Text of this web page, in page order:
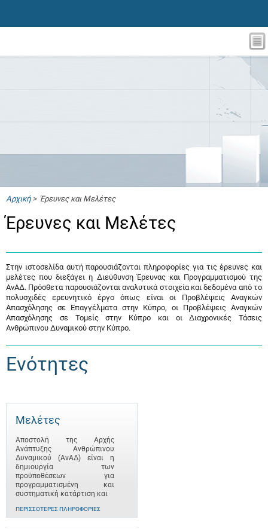
Αρχική> Έρευνες και Μελέτες
Έρευνες και Μελέτες
Στην ιστοσελίδα αυτή παρουσιάζονται πληροφορίες για τις έρευνες και
μελέτες που διεξάγει η Διεύθυνση Έρευνας και Προγραμματισμού της
ΑνΑΔ. Πρόσθετα παρουσιάζονται αναλυτικά στοιχεία και δεδομένα από το
πολυσχιδές ερευνητικό έργο όπως είναι οι Προβλέψεις Αναγκών
Απασχόλησης σε Επαγγέλματα στην Κύπρο, οι Προβλέψεις Αναγκών
Απασχόλησης σε Τομείς στην Κύπρο και οι Διαχρονικές Τάσεις
Ανθρώπινου Δυναμικού στην Κύπρο.
Ενότητες
Μελέτες
Αποστολή της Αρχής
Ανάπτυξης Ανθρώπινου
Δυναμικού (ΑνΑΔ) είναι η
δημιουργία των
προϋποθέσεων για
προγραμματισμένη και
συστηματική κατάρτιση και
ΠΕΡΙΣΣΌΤΕΡΕΣ ΠΛΗΡΟΦΟΡΊΕΣ